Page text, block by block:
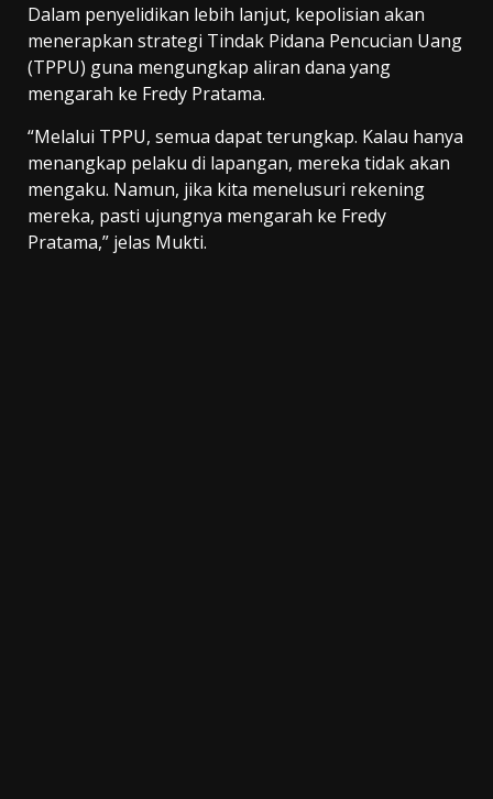
Dalam penyelidikan lebih lanjut, kepolisian akan
menerapkan strategi Tindak Pidana Pencucian Uang
(TPPU) guna mengungkap aliran dana yang
mengarah ke Fredy Pratama.
“Melalui TPPU, semua dapat terungkap. Kalau hanya
menangkap pelaku di lapangan, mereka tidak akan
mengaku. Namun, jika kita menelusuri rekening
mereka, pasti ujungnya mengarah ke Fredy
Pratama,” jelas Mukti.